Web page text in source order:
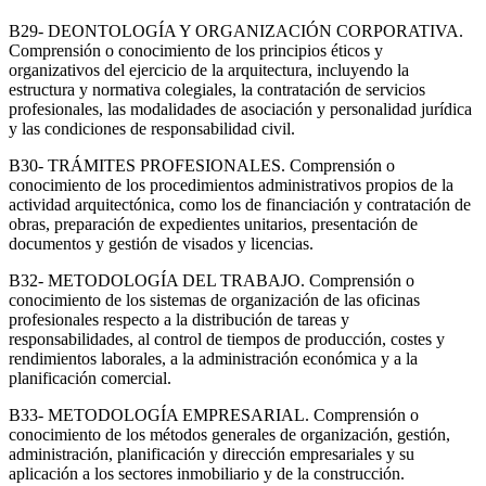
B29- DEONTOLOGÍA Y ORGANIZACIÓN CORPORATIVA.
Comprensión o conocimiento de los principios éticos y
organizativos del ejercicio de la arquitectura, incluyendo la
estructura y normativa colegiales, la contratación de servicios
profesionales, las modalidades de asociación y personalidad jurídica
y las condiciones de responsabilidad civil.
B30- TRÁMITES PROFESIONALES. Comprensión o
conocimiento de los procedimientos administrativos propios de la
actividad arquitectónica, como los de financiación y contratación de
obras, preparación de expedientes unitarios, presentación de
documentos y gestión de visados y licencias.
B32- METODOLOGÍA DEL TRABAJO. Comprensión o
conocimiento de los sistemas de organización de las oficinas
profesionales respecto a la distribución de tareas y
responsabilidades, al control de tiempos de producción, costes y
rendimientos laborales, a la administración económica y a la
planificación comercial.
B33- METODOLOGÍA EMPRESARIAL. Comprensión o
conocimiento de los métodos generales de organización, gestión,
administración, planificación y dirección empresariales y su
aplicación a los sectores inmobiliario y de la construcción.